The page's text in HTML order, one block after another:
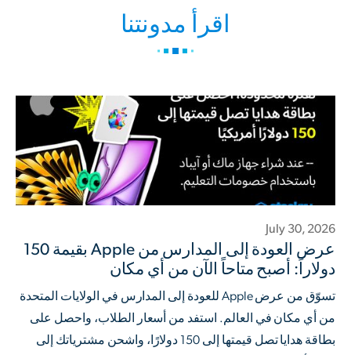
اقرأ مدونتنا
July 30, 2026
عرض العودة إلى المدارس من Apple بقيمة 150
دولاراً: أصبح متاحاً الآن من أي مكان
تسوّق من عرض Apple للعودة إلى المدارس في الولايات المتحدة
من أي مكان في العالم. استفد من أسعار الطلاب، واحصل على
بطاقة هدايا تصل قيمتها إلى 150 دولارًا، واشحن مشترياتك إلى